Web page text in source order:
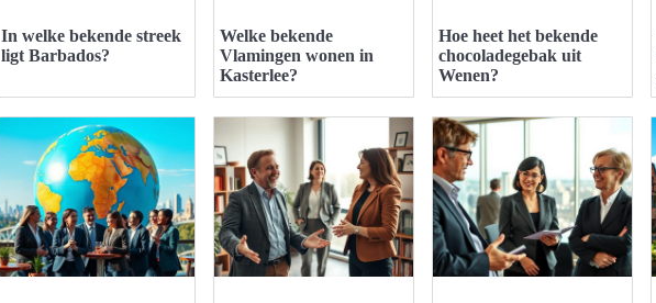
In welke bekende streek
ligt Barbados?
Welke bekende
Vlamingen wonen in
Kasterlee?
Hoe heet het bekende
chocoladegebak uit
Wenen?